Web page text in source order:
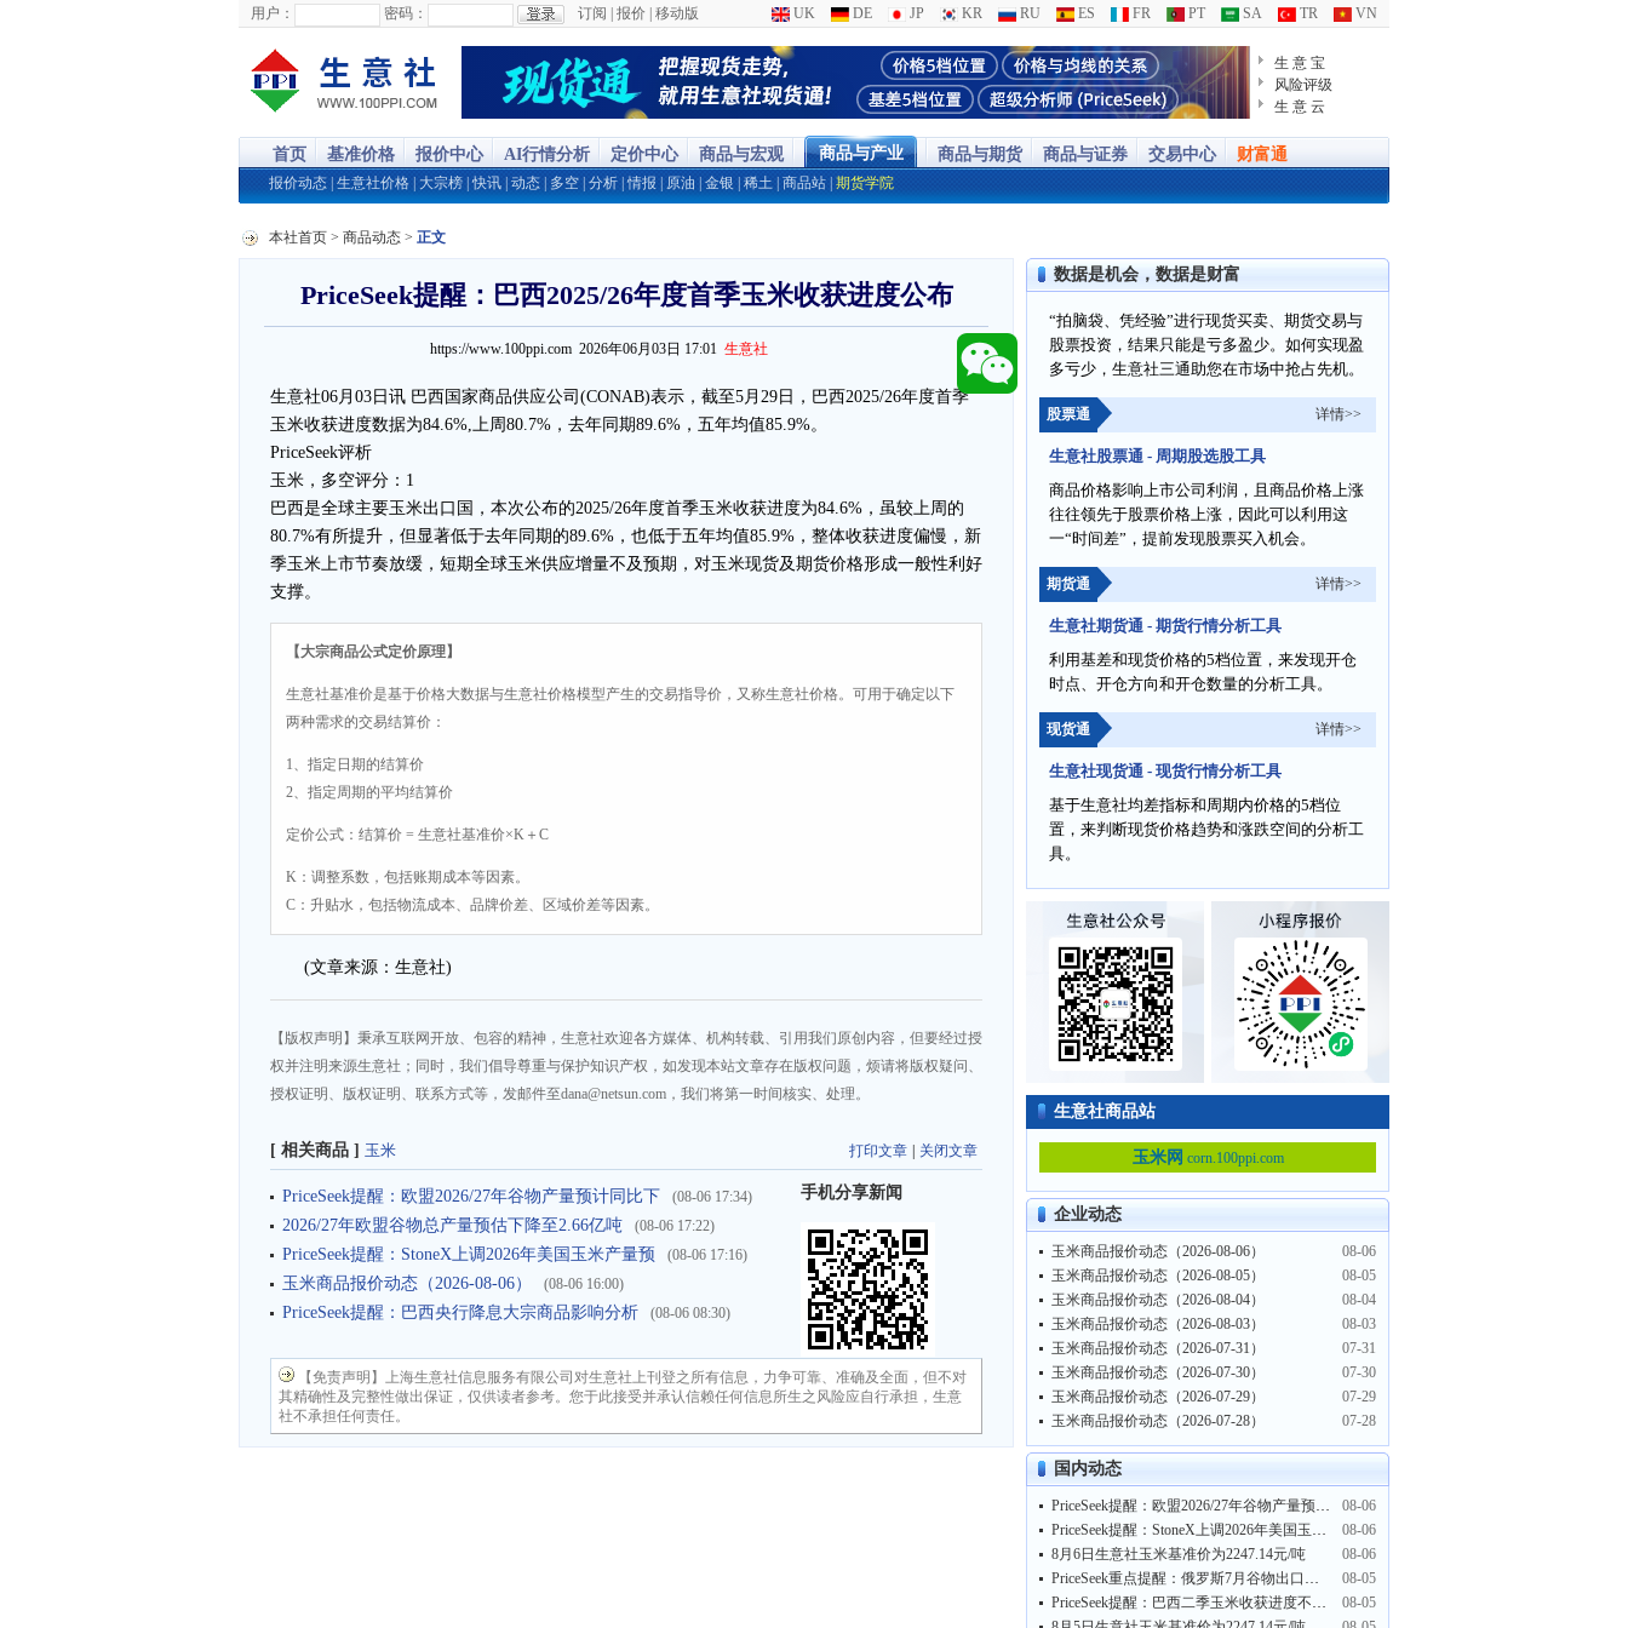
用户： 密码： 订阅 报价 移动版 UK DE JP KR RU ES FR PT SA TR VN
生 意 宝
风险评级
生 意 云
首页 基准价格 报价中心 AI行情分析 定价中心 商品与宏观 商品与产业 商品与期货 商品与证券 交易中心 财富通
报价动态 生意社价格 大宗榜 |快讯 动态 多空 分析 |情报 原油 金银 稀土 商品站 期货学院
本社首页 > 商品动态 > 正文
PriceSeek提醒：巴西2025/26年度首季玉米收获进度公布
https://www.100ppi.com 2026年06月03日 17:01 生意社
生意社06月03日讯 巴西国家商品供应公司(CONAB)表示，截至5月29日，巴西2025/26年度首季
玉米收获进度数据为84.6%,上周80.7%，去年同期89.6%，五年均值85.9%。
PriceSeek评析
玉米，多空评分：1
巴西是全球主要玉米出口国，本次公布的2025/26年度首季玉米收获进度为84.6%，虽较上周的
80.7%有所提升，但显著低于去年同期的89.6%，也低于五年均值85.9%，整体收获进度偏慢，新
季玉米上市节奏放缓，短期全球玉米供应增量不及预期，对玉米现货及期货价格形成一般性利好
支撑。
【大宗商品公式定价原理】
生意社基准价是基于价格大数据与生意社价格模型产生的交易指导价，又称生意社价格。可用于确定以下
两种需求的交易结算价：
1、指定日期的结算价
2、指定周期的平均结算价
定价公式：结算价 = 生意社基准价×K＋C
K：调整系数，包括账期成本等因素。
C：升贴水，包括物流成本、品牌价差、区域价差等因素。
(文章来源：生意社)
【版权声明】秉承互联网开放、包容的精神，生意社欢迎各方媒体、机构转载、引用我们原创内容，但要经过授
权并注明来源生意社；同时，我们倡导尊重与保护知识产权，如发现本站文章存在版权问题，烦请将版权疑问、
授权证明、版权证明、联系方式等，发邮件至dana@netsun.com，我们将第一时间核实、处理。
打印文章 关闭文章
[ 相关商品 ] 玉米
PriceSeek提醒：欧盟2026/27年谷物产量预计同比下 (08-06 17:34)
2026/27年欧盟谷物总产量预估下降至2.66亿吨 (08-06 17:22)
PriceSeek提醒：StoneX上调2026年美国玉米产量预 (08-06 17:16)
玉米商品报价动态（2026-08-06） (08-06 16:00)
PriceSeek提醒：巴西央行降息大宗商品影响分析 (08-06 08:30)
手机分享新闻
【免责声明】上海生意社信息服务有限公司对生意社上刊登之所有信息，力争可靠、准确及全面，但不对
其精确性及完整性做出保证，仅供读者参考。您于此接受并承认信赖任何信息所生之风险应自行承担，生意
社不承担任何责任。
数据是机会，数据是财富
“拍脑袋、凭经验”进行现货买卖、期货交易与
股票投资，结果只能是亏多盈少。如何实现盈
多亏少，生意社三通助您在市场中抢占先机。
股票通 详情>>
生意社股票通 - 周期股选股工具
商品价格影响上市公司利润，且商品价格上涨
往往领先于股票价格上涨，因此可以利用这
一“时间差”，提前发现股票买入机会。
期货通 详情>>
生意社期货通 - 期货行情分析工具
利用基差和现货价格的5档位置，来发现开仓
时点、开仓方向和开仓数量的分析工具。
现货通 详情>>
生意社现货通 - 现货行情分析工具
基于生意社均差指标和周期内价格的5档位
置，来判断现货价格趋势和涨跌空间的分析工
具。
生意社商品站
玉米网 corn.100ppi.com
企业动态
玉米商品报价动态（2026-08-06）
08-06
玉米商品报价动态（2026-08-05）
08-05
玉米商品报价动态（2026-08-04）
08-04
玉米商品报价动态（2026-08-03）
08-03
玉米商品报价动态（2026-07-31）
07-31
玉米商品报价动态（2026-07-30）
07-30
玉米商品报价动态（2026-07-29）
07-29
玉米商品报价动态（2026-07-28）
07-28
国内动态
PriceSeek提醒：欧盟2026/27年谷物产量预计同比下滑
08-06
PriceSeek提醒：StoneX上调2026年美国玉米产量预测
08-06
8月6日生意社玉米基准价为2247.14元/吨
08-06
PriceSeek重点提醒：俄罗斯7月谷物出口环比下滑超三成
08-05
PriceSeek提醒：巴西二季玉米收获进度不及同期及均值
08-05